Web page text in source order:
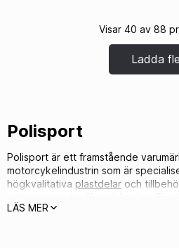
Visar 40 av 88
Ladda
Polisport
Polisport är ett framstående
motorcykelindustrin som är
högkvalitativa plastdelar och
innovativa design, tekniska
LÄS MER